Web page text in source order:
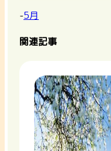
-5月
関連記事